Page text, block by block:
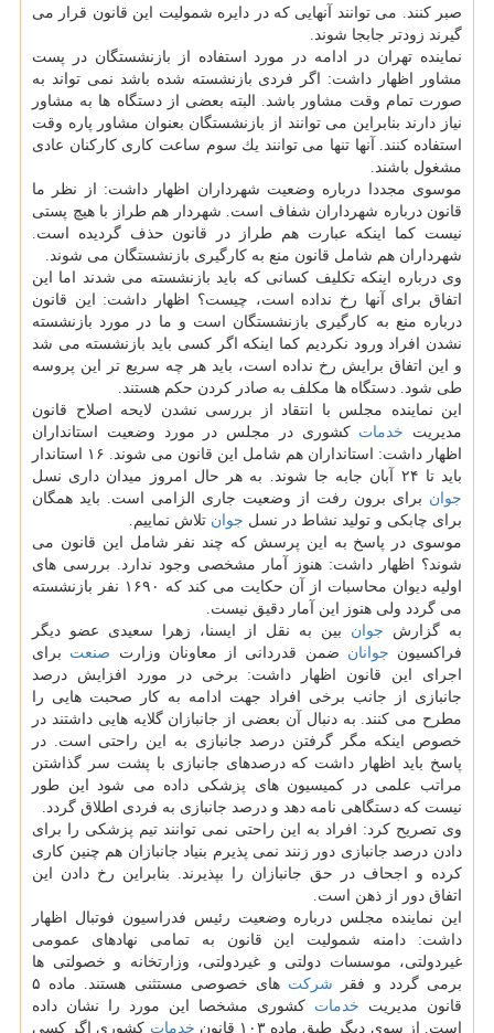
صبر كنند. می توانند آنهایی كه در دایره شمولیت این قانون قرار می
گیرند زودتر جابجا شوند.
نماینده تهران در ادامه در مورد استفاده از بازنشستگان در پست
مشاور اظهار داشت: اگر فردی بازنشسته شده باشد نمی تواند به
صورت تمام وقت مشاور باشد. البته بعضی از دستگاه ها به مشاور
نیاز دارند بنابراین می توانند از بازنشستگان بعنوان مشاور پاره وقت
استفاده كنند. آنها تنها می توانند یك سوم ساعت كاری كاركنان عادی
مشغول باشند.
موسوی مجددا درباره وضعیت شهرداران اظهار داشت: از نظر ما
قانون درباره شهرداران شفاف است. شهردار هم طراز با هیچ پستی
نیست كما اینكه عبارت هم طراز در قانون حذف گردیده است.
شهرداران هم شامل قانون منع به كارگیری بازنشستگان می شوند.
وی درباره اینكه تكلیف كسانی كه باید بازنشسته می شدند اما این
اتفاق برای آنها رخ نداده است، چیست؟ اظهار داشت: این قانون
درباره منع به كارگیری بازنشستگان است و ما در مورد بازنشسته
نشدن افراد ورود نكردیم كما اینكه اگر كسی باید بازنشسته می شد
و این اتفاق برایش رخ نداده است، باید هر چه سریع تر این پروسه
طی شود. دستگاه ها مكلف به صادر كردن حكم هستند.
این نماینده مجلس با انتقاد از بررسی نشدن لایحه اصلاح قانون
مدیریت خدمات كشوری در مجلس در مورد وضعیت استانداران
اظهار داشت: استانداران هم شامل این قانون می شوند. ۱۶ استاندار
باید تا ۲۴ آبان جابه جا شوند. به هر حال امروز میدان داری نسل
جوان برای برون رفت از وضعیت جاری الزامی است. باید همگان
برای چابكی و تولید نشاط در نسل جوان تلاش نماییم.
موسوی در پاسخ به این پرسش كه چند نفر شامل این قانون می
شوند؟ اظهار داشت: هنوز آمار مشخصی وجود ندارد. بررسی های
اولیه دیوان محاسبات از آن حكایت می كند كه ۱۶۹۰ نفر بازنشسته
می گردد ولی هنوز این آمار دقیق نیست.
به گزارش جوان بین به نقل از ایسنا، زهرا سعیدی عضو دیگر
فراكسیون جوانان ضمن قدردانی از معاونان وزارت صنعت برای
اجرای این قانون اظهار داشت: برخی در مورد افزایش درصد
جانبازی از جانب برخی افراد جهت ادامه به كار صحبت هایی را
مطرح می كنند. به دنبال آن بعضی از جانبازان گلایه هایی داشتند در
خصوص اینكه مگر گرفتن درصد جانبازی به این راحتی است. در
پاسخ باید اظهار داشت كه درصدهای جانبازی با پشت سر گذاشتن
مراتب علمی در كمیسیون های پزشكی داده می شود این طور
نیست كه دستگاهی نامه دهد و درصد جانبازی به فردی اطلاق گردد.
وی تصریح كرد: افراد به این راحتی نمی توانند تیم پزشكی را برای
دادن درصد جانبازی دور زنند نمی پذیرم بنیاد جانبازان هم چنین كاری
كرده و اجحاف در حق جانبازان را بپذیرند. بنابراین رخ دادن این
اتفاق دور از ذهن است.
این نماینده مجلس درباره وضعیت رئیس فدراسیون فوتبال اظهار
داشت: دامنه شمولیت این قانون به تمامی نهادهای عمومی
غیردولتی، موسسات دولتی و غیردولتی، وزارتخانه و خصولتی ها
برمی گردد و فقر شركت
های خصوصی مستثنی هستند. ماده ۵
قانون مدیریت خدمات كشوری مشخصا این مورد را نشان داده
است. از سوی دیگر طبق ماده ۱۰۳ قانون
خدمات كشوری اگر كسی